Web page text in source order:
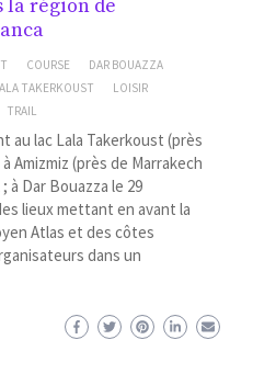
la région de
COURSE
DAR BOUAZZA
TAKERKOUST
LOISIR
TRAIL
au lac Lala Takerkoust (près
Amizmiz (près de Marrakech
à Dar Bouazza le 29
lieux mettant en avant la
Atlas et des côtes
dans un